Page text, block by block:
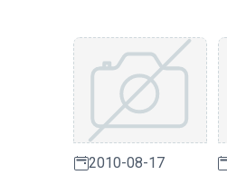
się konferencja
organizowana w
ramach projektu
?Wsparcie
koncepcji
2010-08-17